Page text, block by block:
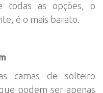
todas as opções, o
é o mais barato.
camas de solteiro
podem ser apenas